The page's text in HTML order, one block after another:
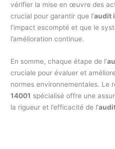
vérifier la mise en œuvre des
crucial pour garantir que l’audit
l’impact escompté et que le
l’amélioration continue.
En somme, chaque étape de l’
cruciale pour évaluer et
normes environnementales. Le
14001 spécialisé offre une
la rigueur et l’efficacité de l’